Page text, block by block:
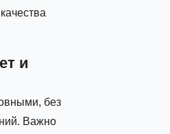
и
без
Важно